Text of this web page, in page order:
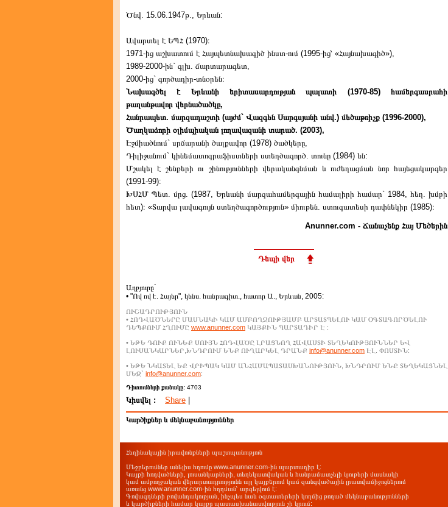
Ծնվ. 15.06.1947թ., Երևան:
Ավարտել է ԵՊՀ (1970)։
1971-ից աշխատում է Հայպետնախագիծ ինստ-ում (1995-ից՝ «Հայնախագիծ»),
1989-2000-ին` գլխ. ճարտարագետ,
2000-ից` գործադիր-տնօրեն։
Նախագծել է Երևանի երիտասարդության պալատի (1970-85) համերգասրահի
թաղանթավոր վերնածածկը,
Հանրապետ. մարզադաշտի (այժմ` Վազգեն Սարգսյանի անվ.) մեծաթռիչք (1996-2000),
Ծաղկաձորի օլիմպիական լողավազանի տարած. (2003),
Էջմիածնում` սրճարանի ծալքավոր (1978) ծածկերը,
Դիլիջանում` կինեմատոգրաֆիստների ստեղծագործ. տունը (1984) ևն:
Մշակել է շենքերի ու շինությունների վերականգնման և ուժեղացման նոր հայեցակարգեր
(1991-99):
ԽՍՀՄ Պետ. մրց. (1987, Երևանի մարզահամերգային համալիրի համար` 1984, հեղ. խմբի
հետ)։ «Տարվա լավագույն ստեղծագործություն» միութեն. ստուգատեսի դափնեկիր (1985)։
Anunner.com - Ճանաչենք Հայ Մեծերին
Դեպի վեր
Աղբյուրը`
• "Ով ով է. Հայեր", կենս. հանրագիտ., հատոր Ա., Երևան, 2005:
ՈՒՇԱԴՐՈՒԹՅՈՒՆ
• ՀՈԴՎԱԾՆԵՐԸ ՄԱՍՆԱԿԻ ԿԱՄ ԱՄԲՈՂՋՈՒԹՅԱՄԲ ԱՐՏԱՏՊԵԼՈՒ ԿԱՄ ՕԳՏԱԳՈՐԾԵԼՈՒ
ԴԵՊՔՈՒՄ ՀՂՈՒՄԸ www.anunner.com ԿԱՅՔԻՆ ՊԱՐՏԱԴԻՐ Է :
• ԵԹԵ ԴՈՒՔ ՈՒՆԵՔ ՍՈՒՅՆ ՀՈԴՎԱԾԸ ԼՐԱՑՆՈՂ ՀԱՎԱՍՏԻ ՏԵՂԵԿՈՒԹՅՈՒՆՆԵՐ ԵՎ
ԼՈՒՍԱՆԿԱՐՆԵՐ,ԽՆԴՐՈՒՄ ԵՆՔ ՈՒՂԱՐԿԵԼ ԴՐԱՆՔ info@anunner.com ԷԼ. ՓՈՍՏԻՆ:
• ԵԹԵ ՆԿԱՏԵԼ ԵՔ ՎՐԻՊԱԿ ԿԱՄ ԱՆՀԱՄԱՊԱՏԱՍԽԱՆՈՒԹՅՈՒՆ, ԽՆԴՐՈՒՄ ԵՆՔ ՏԵՂԵԿԱՑՆԵԼ
ՄԵԶ` info@anunner.com:
Դիտումների քանակը: 4703
Կիսվել : Share
Կարծիքներ և մեկնաբանություններ
Հեղինակային իրավունքների պաշտպանություն
Մեջբերումներ անելիս հղումը www.anunner.com-ին պարտադիր է:
Կայքի հոդվածների, լուսանկարների, տեղեկատվական և հանրամատչելի նյութերի մասնակի
կամ ամբողջական վերարտադրությունն այլ կայքերում կամ զանգվածային լրատվամիջոցներում
առանց www.anunner.com-ին հղղման՝ արգելվում է:
Գովազդների բովանդակության, ինչպես նաև օգտատերերի կողմից թողած մեկնաբանությունների
և կարծիքների համար կայքը պատասխանատվություն չի կրում: